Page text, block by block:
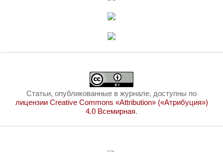
Статьи, опубликованные в журнале, доступны по
лицензии Creative Commons «Attribution» («Атрибуция»)
4.0 Всемирная.